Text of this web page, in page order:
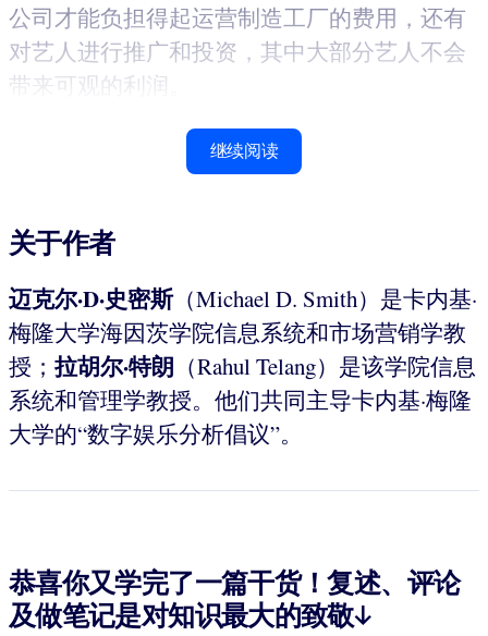
公司才能负担得起运营制造工厂的费用，还有
对艺人进行推广和投资，其中大部分艺人不会
带来可观的利润。
继续阅读
关于作者
迈克尔·D·史密斯（Michael D. Smith）是卡内基·
梅隆大学海因茨学院信息系统和市场营销学教
授； 拉胡尔·特朗 （Rahul Telang）是该学院信息
系统和管理学教授。他们共同主导卡内基·梅隆
大学的“数字娱乐分析倡议”。
恭喜你又学完了一篇干货！复述、评论
及做笔记是对知识最大的致敬↓